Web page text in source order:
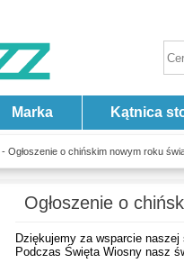
Marka Kątnica
- Ogłoszenie o chińskim nowym roku
Ogłoszenie o
Dziękujemy za wsparcie naszej
Podczas Święta Wiosny nasz